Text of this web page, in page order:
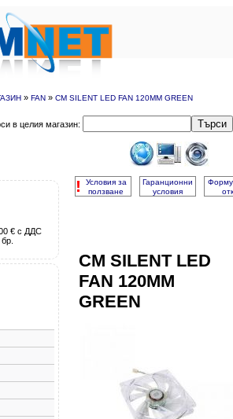
» FAN » CM SILENT LED FAN 120MM GREEN
в целия магазин: Търси
€ с ДДС
!
Условия за
ползване
Гаранционни
условия
CM SILENT LED
FAN 120MM
GREEN